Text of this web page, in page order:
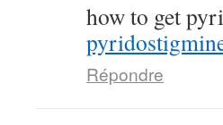
how to get
Répondre